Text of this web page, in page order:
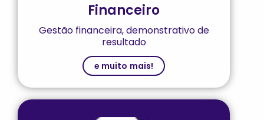
Financeiro
Gestão financeira, demonstrativo de
resultado
e muito mais!